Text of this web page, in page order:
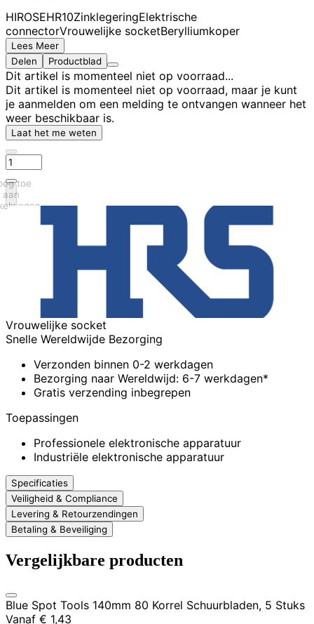
HIROSEHR10ZinklegeringElektrische
connectorVrouwelijke socketBerylliumkoper
Lees Meer
Delen
Productblad
Dit artikel is momenteel niet op voorraad...
Dit artikel is momenteel niet op voorraad, maar je kunt
je aanmelden om een melding te ontvangen wanneer het
weer beschikbaar is.
Laat het me weten
toe
aan
Vrouwelijke socket
Snelle Wereldwijde Bezorging
Verzonden binnen 0-2 werkdagen
Bezorging naar Wereldwijd: 6-7 werkdagen*
Gratis verzending inbegrepen
Toepassingen
Professionele elektronische apparatuur
Industriële elektronische apparatuur
Specificaties
Veiligheid & Compliance
Levering & Retourzendingen
Betaling & Beveiliging
Vergelijkbare producten
Blue Spot Tools 140mm 80 Korrel Schuurbladen, 5 Stuks
Vanaf € 1,43